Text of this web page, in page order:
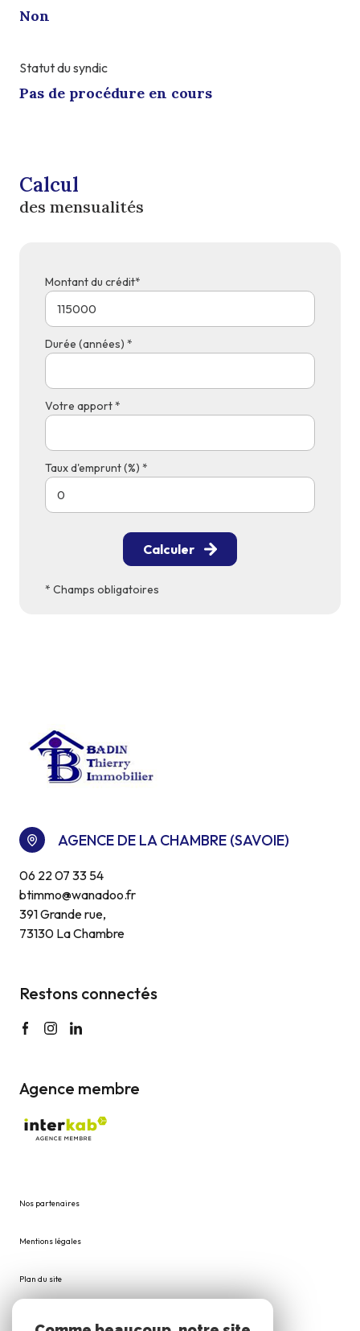
Non
Statut du syndic
Pas de procédure en cours
Calcul
des mensualités
Montant du crédit*
Durée (années) *
Votre apport *
Taux d'emprunt (%) *
Calculer
* Champs obligatoires
AGENCE DE LA CHAMBRE (SAVOIE)
06 22 07 33 54
btimmo@wanadoo.fr
391 Grande rue,
73130 La Chambre
Restons connectés
Agence membre
Nos partenaires
Mentions légales
Plan du site